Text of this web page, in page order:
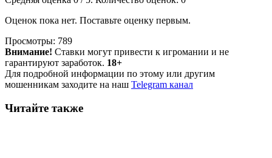
Оценок пока нет. Поставьте оценку первым.
Просмотры: 789
Внимание! Ставки могут привести к игромании и не
гарантируют заработок. 18+
Для подробной информации по этому или другим
мошенникам заходите на наш Telegram канал
Читайте также